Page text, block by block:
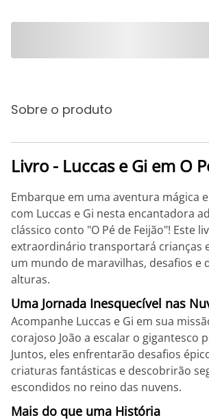
Sobre o produto
Livro - Luccas e Gi em O
Embarque em uma aventura mágica
com Luccas e Gi nesta encantadora
clássico conto "O Pé de Feijão"! Este
extraordinário transportará crianças
um mundo de maravilhas, desafios e
alturas.
Uma Jornada Inesquecível nas
Acompanhe Luccas e Gi em sua
corajoso João a escalar o gigantesco
Juntos, eles enfrentarão desafios
criaturas fantásticas e descobrirão
escondidos no reino das nuvens.
Mais do que uma História